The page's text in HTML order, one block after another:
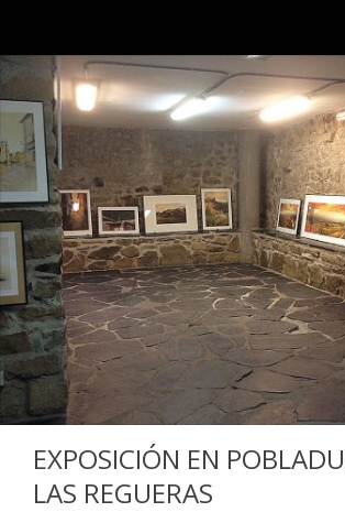
EXPOSICIÓN EN
LAS REGUERAS